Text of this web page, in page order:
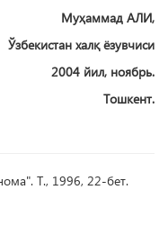
Муҳаммад АЛИ,
Ўзбекистан халқ ёзувчиси
2004 йил, ноябрь.
Тошкент.
Т., 1996, 22-бет.